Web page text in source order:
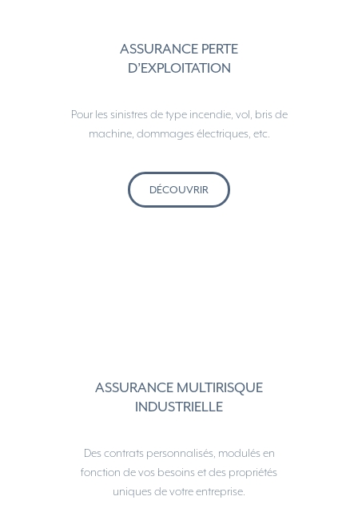
ASSURANCE PERTE
D’EXPLOITATION
Pour les sinistres de type incendie, vol, bris de
machine, dommages électriques, etc.
DÉCOUVRIR
ASSURANCE MULTIRISQUE
INDUSTRIELLE
Des contrats personnalisés, modulés en
fonction de vos besoins et des propriétés
uniques de votre entreprise.